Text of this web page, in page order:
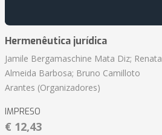
Hermenêutica jurídica
Jamile Bergamaschine Mata Diz; Renata
Almeida Barbosa; Bruno Camilloto
Arantes (Organizadores)
IMPRESO
€ 12,43